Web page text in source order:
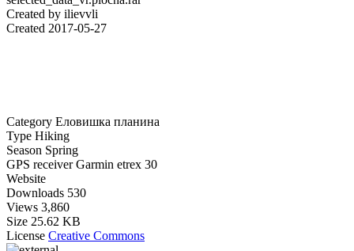
Created by ilievvli
Created 2017-05-27
Category Еловишка планина
Type Hiking
Season Spring
GPS receiver Garmin etrex 30
Website
Downloads 530
Views 3,860
Size 25.62 KB
License Creative Commons